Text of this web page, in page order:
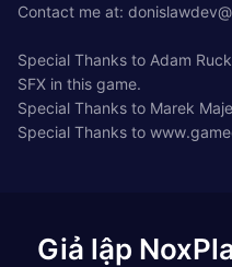
Contact me at:
Special Thanks to Adam
SFX in this game.
Special Thanks to Marek
Special Thanks to
Giả lập